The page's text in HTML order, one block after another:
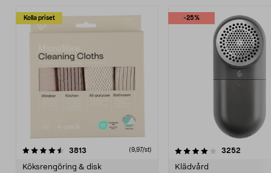
Kolla priset
3813 (9,97/st)
Köksrengöring & disk
-25%
4.0av 5 stjärnor 3252
Klädvård
4.5av 5 stjärnor